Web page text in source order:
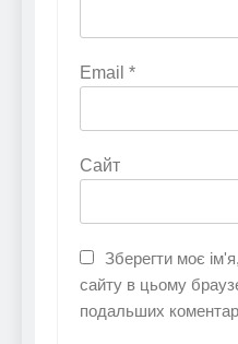
Email *
Сайт
Зберегти моє
сайту в цьому
подальших